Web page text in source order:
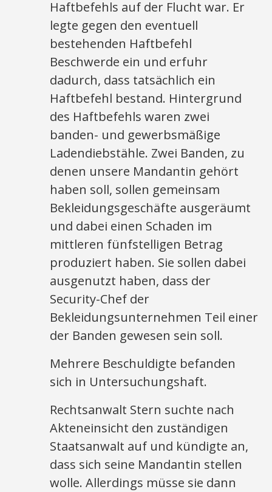
Haftbefehls auf der Flucht war. Er
legte gegen den eventuell
bestehenden Haftbefehl
Beschwerde ein und erfuhr
dadurch, dass tatsächlich ein
Haftbefehl bestand. Hintergrund
des Haftbefehls waren zwei
banden- und gewerbsmäßige
Ladendiebstähle. Zwei Banden, zu
denen unsere Mandantin gehört
haben soll, sollen gemeinsam
Bekleidungsgeschäfte ausgeräumt
und dabei einen Schaden im
mittleren fünfstelligen Betrag
produziert haben. Sie sollen dabei
ausgenutzt haben, dass der
Security-Chef der
Bekleidungsunternehmen Teil einer
der Banden gewesen sein soll.
Mehrere Beschuldigte befanden
sich in Untersuchungshaft.
Rechtsanwalt Stern suchte nach
Akteneinsicht den zuständigen
Staatsanwalt auf und kündigte an,
dass sich seine Mandantin stellen
wolle. Allerdings müsse sie dann